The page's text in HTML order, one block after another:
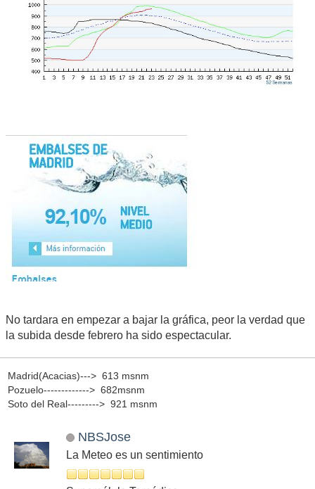
No tardara en empezar a bajar la gráfica, peor la verdad que
la subida desde febrero ha sido espectacular.
Madrid(Acacias)---> 613 msnm
Pozuelo-------------> 682msnm
Soto del Real---------> 921 msnm
NBSJose
La Meteo es un sentimiento